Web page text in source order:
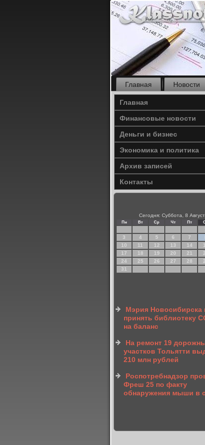
Главная Новости
Главная
Финансовые новости
Деньги и бизнес
Экономика и политика
Архив записей
Контакты
Сегодня: Суббота, 8
Пн Вт Ср Чт Пт
3
4 5 6 7
10
11 12 13 14
17
18 19 20 21
24
25 26 27 28
31
Мэрия Новосибирска
принять библиотеку
на баланс
На ремонт 19
участков Тольятти
210 млн рублей
Роспотребнадзор
Фреш 25 по факту
обнаружения мыши в